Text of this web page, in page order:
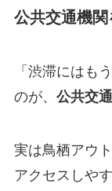
公共交通機
「渋滞にはも
のが、 公共交
実は鳥栖アウ
アクセスしや